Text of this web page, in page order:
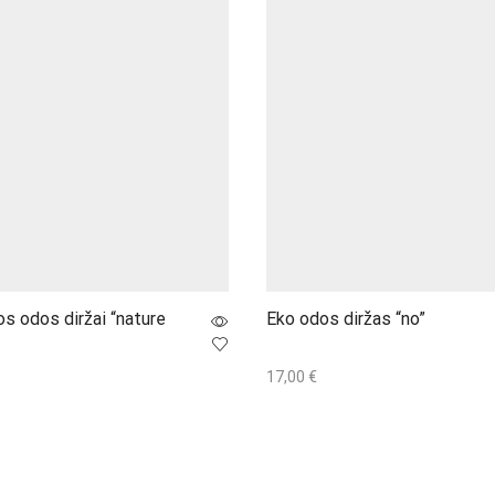
odos diržai “nature
Eko odos diržas “no”
17,00 €